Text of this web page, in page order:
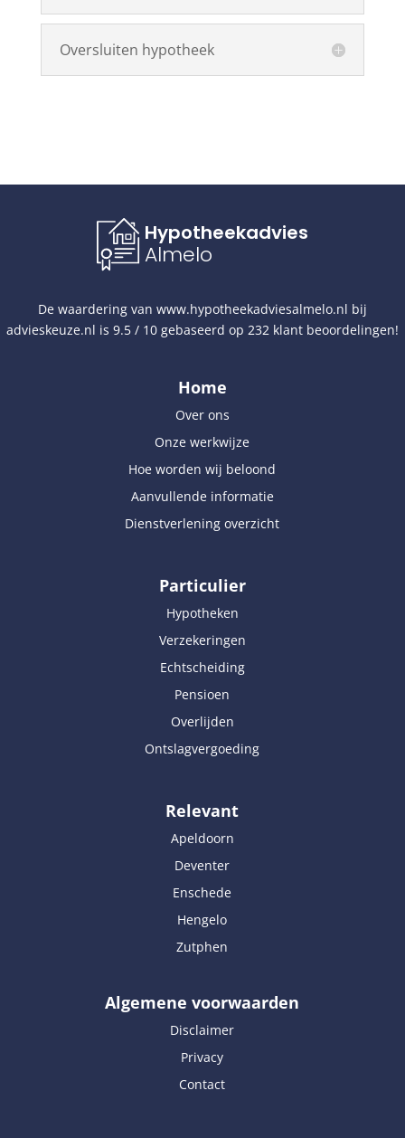
Oversluiten hypotheek
Hypotheekadvies
Almelo
De waardering van www.hypotheekadviesalmelo.nl bij
advieskeuze.nl is 9.5 / 10 gebaseerd op 232 klant beoordelingen!
Home
Over ons
Onze werkwijze
Hoe worden wij beloond
Aanvullende informatie
Dienstverlening overzicht
Particulier
Hypotheken
Verzekeringen
Echtscheiding
Pensioen
Overlijden
Ontslagvergoeding
Relevant
Apeldoorn
Deventer
Enschede
Hengelo
Zutphen
Algemene voorwaarden
Disclaimer
Privacy
Contact